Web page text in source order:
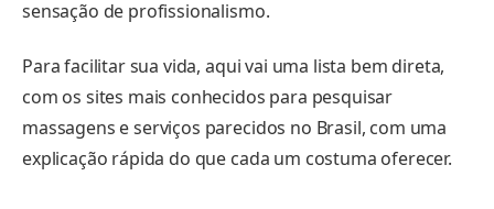
sensação de profissionalismo.
Para facilitar sua vida, aqui vai uma lista bem direta,
com os sites mais conhecidos para pesquisar
massagens e serviços parecidos no Brasil, com uma
explicação rápida do que cada um costuma oferecer.